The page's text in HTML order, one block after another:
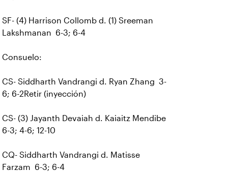
SF- (4) Harrison Collomb d. (1) Sreeman
Lakshmanan 6-3; 6-4
Consuelo:
CS- Siddharth Vandrangi d. Ryan Zhang 3-
6; 6-2Retir (inyección)
CS- (3) Jayanth Devaiah d. Kaiaitz Mendibe
6-3; 4-6; 12-10
CQ- Siddharth Vandrangi d. Matisse
Farzam 6-3; 6-4